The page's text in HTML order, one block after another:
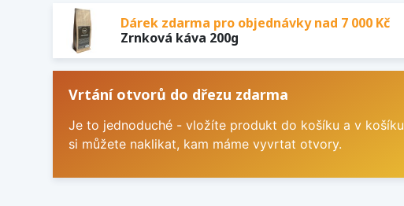
Dárek zdarma pro objednávky nad 7 000 Kč
Zrnková káva 200g
Vrtání otvorů do dřezu zdarma
Je to jednoduché - vložíte produkt do košíku a v košíku
si můžete naklikat, kam máme vyvrtat otvory.